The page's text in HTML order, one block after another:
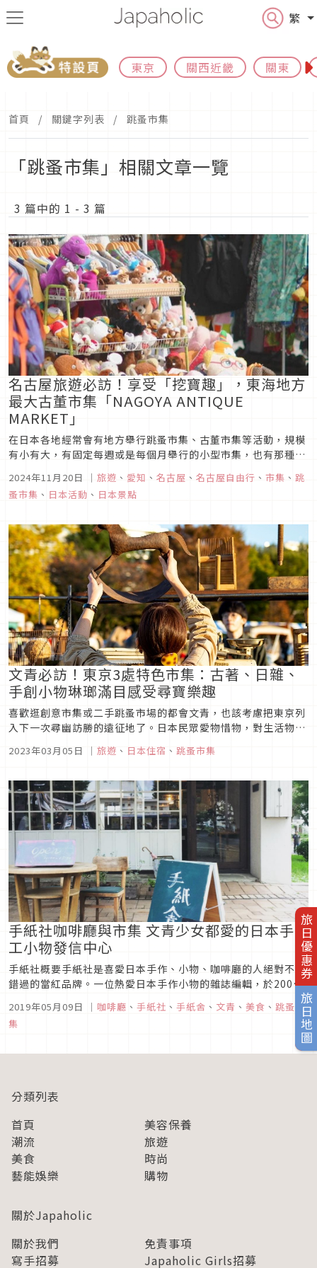
繁
東京 關西近畿 關東
旅日優惠券
旅日地圖
首頁 關鍵字列表 跳蚤市集
「跳蚤市集」相關文章一覽
3 篇中的 1 - 3 篇
名古屋旅遊必訪！享受「挖寶趣」，東海地方
最大古董市集「NAGOYA ANTIQUE
MARKET」
在日本各地經常會有地方舉行跳蚤市集、古董市集等活動，規模
有小有大，有固定每週或是每個月舉行的小型市集，也有那種召
集了幾百個攤位、每年只舉辦兩次的大型活動，比方說「東京蚤
之市」，而本次文章所要介紹的則是開辦於名古屋的大型市集活
動「NAGOYA ANTIQUE MARKET」，也可算得上是數一數二
2024年11月20日 ｜ 旅遊 、 愛知 、 名古屋 、 名古屋自由行 、 市集 、 跳
蚤市集 、 日本活動 、 日本景點
文青必訪！東京3處特色市集：古著、日雜、
手創小物琳瑯滿目感受尋寶樂趣
喜歡逛創意市集或二手跳蚤市場的都會文青，也該考慮把東京列
入下一次尋幽訪勝的遠征地了。日本民眾愛物惜物，對生活物件
花中古價就買到像新品一樣的戰利品，很容易失心瘋！
2023年03月05日 ｜ 旅遊 、 日本住宿 、 跳蚤市集
手紙社咖啡廳與市集 文青少女都愛的日本手
工小物發信中心
手紙社概要手紙社是喜愛日本手作、小物、咖啡廳的人絕對不能
錯過的當紅品牌。一位熱愛日本手作小物的雜誌編輯，於2008
年與妻子和業界好友共同創業，打造品牌「手紙社」，目的為集
結日本所有符合編輯群理念與喜好的創作家與品牌，藉由店家與
市集的方式推廣給所有人。在這裏為大家介紹咖啡廳本店、市
2019年05月09日 ｜ 咖啡廳 、 手紙社 、 手紙舍 、 文青 、 美食 、 跳蚤市
集
分類列表
首頁
美容保養
潮流
旅遊
美食
時尚
藝能娛樂
購物
關於Japaholic
關於我們
免責事項
寫手招募
Japaholic Girls招募